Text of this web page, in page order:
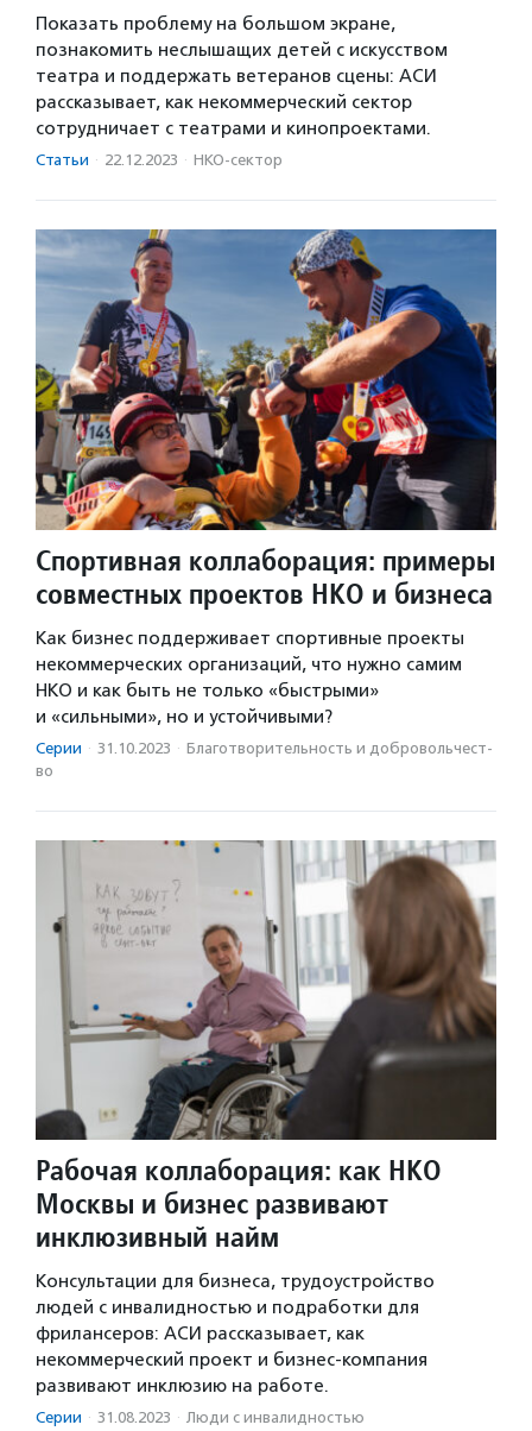
Показать проблему на большом экране,
познакомить неслышащих детей с искусством
театра и поддержать ветеранов сцены: АСИ
рассказывает, как некоммерческий сектор
сотрудничает с театрами и кинопроектами.
Статьи · 22.12.2023 · НКО-сектор
Спортивная коллаборация: примеры
совместных проектов НКО и бизнеса
Как бизнес поддерживает спортивные проекты
некоммерческих организаций, что нужно самим
НКО и как быть не только «быстрыми»
и «сильными», но и устойчивыми?
Серии · 31.10.2023 · Благотвори­тель­ность и доброволь­чест­
во
Рабочая коллаборация: как НКО
Москвы и бизнес развивают
инклюзивный найм
Консультации для бизнеса, трудоустройство
людей с инвалидностью и подработки для
фрилансеров: АСИ рассказывает, как
некоммерческий проект и бизнес-компания
развивают инклюзию на работе.
Серии · 31.08.2023 · Люди с инвалидностью